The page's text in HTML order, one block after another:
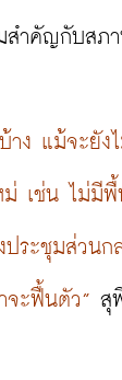
มสำคัญกับส
ง แม้จะยัง
เช่น ไม่มี
ระชุมส่วน
จะฟื้นตัว”